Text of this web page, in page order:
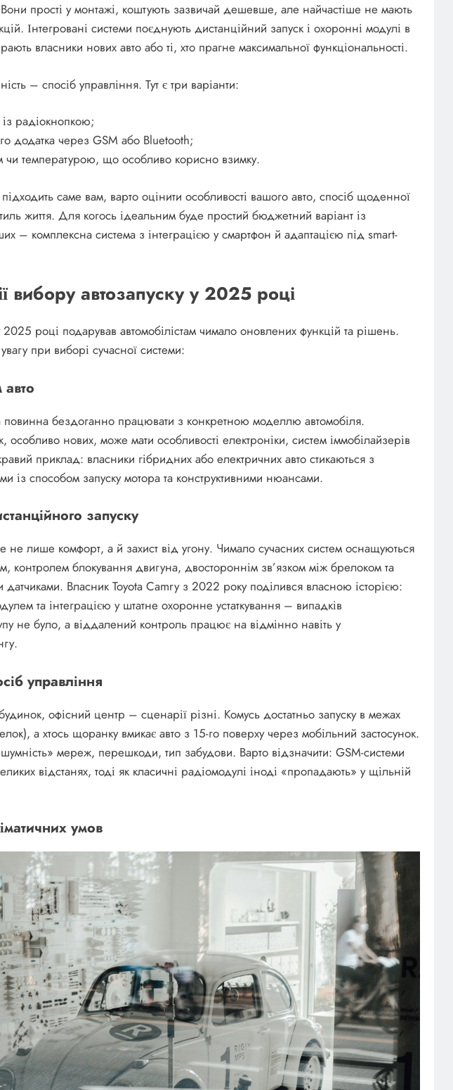
Вони прості у монтажі, коштують зазвичай дешевше, але найчастіше не мають
Інтегровані системи поєднують дистанційний запуск і охоронні модулі в
власники нових авто або ті, хто прагне максимальної функціональності.
– спосіб управління. Тут є три варіанти:
радіокнопкою;
додатка через GSM або Bluetooth;
чи температурою, що особливо корисно взимку.
саме вам, варто оцінити особливості вашого авто, спосіб щоденної
життя. Для когось ідеальним буде простий бюджетний варіант із
– комплексна система з інтеграцією у смартфон й адаптацією під smart-
вибору автозапуску у 2025 році
2025 році подарував автомобілістам чимало оновлених функцій та рішень.
при виборі сучасної системи:
авто
бездоганно працювати з конкретною моделлю автомобіля.
нових, може мати особливості електроніки, систем іммобілайзерів
приклад: власники гібридних або електричних авто стикаються з
із способом запуску мотора та конструктивними нюансами.
запуску
не лише комфорт, а й захист від угону. Чимало сучасних систем оснащуються
контролем блокування двигуна, двостороннім зв’язком між брелоком та
датчиками. Власник Toyota Camry з 2022 року поділився власною історією:
та інтеграцією у штатне охоронне устаткування – випадків
не було, а віддалений контроль працює на відмінно навіть у
управління
офісний центр – сценарії різні. Комусь достатньо запуску в межах
а хтось щоранку вмикає авто з 15-го поверху через мобільний застосунок.
мереж, перешкоди, тип забудови. Варто відзначити: GSM-системи
відстанях, тоді як класичні радіомодулі іноді «пропадають» у щільній
умов